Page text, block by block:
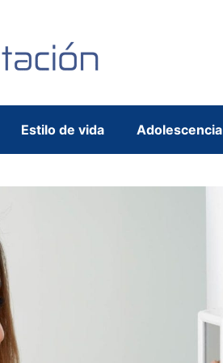
Estilo de vida Adolescencia